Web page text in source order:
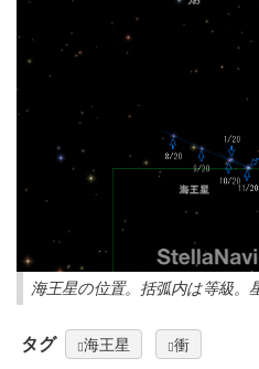
海王星の位置。括弧内は等級。
タグ 海王星 衝